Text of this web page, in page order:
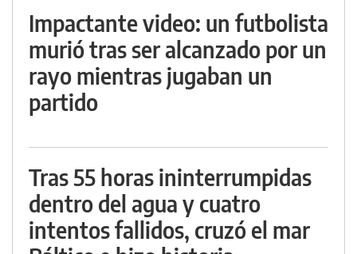
Impactante video: un futbolista
murió tras ser alcanzado por un
rayo mientras jugaban un
partido
Tras 55 horas ininterrumpidas
dentro del agua y cuatro
intentos fallidos, cruzó el mar